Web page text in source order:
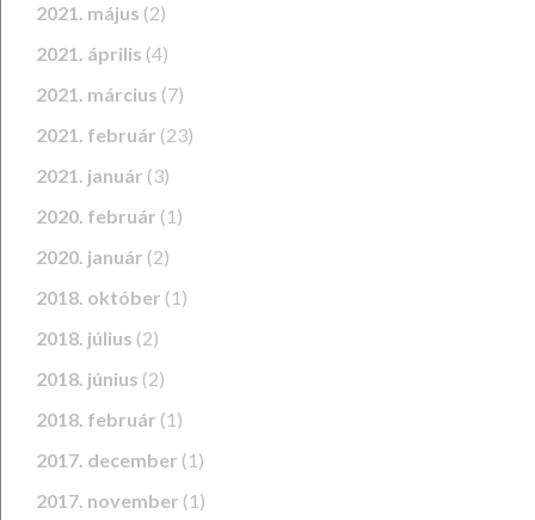
2021. május (2)
2021. április (4)
2021. március (7)
2021. február (23)
2021. január (3)
2020. február (1)
2020. január (2)
2018. október (1)
2018. július (2)
2018. június (2)
2018. február (1)
2017. december (1)
2017. november (1)